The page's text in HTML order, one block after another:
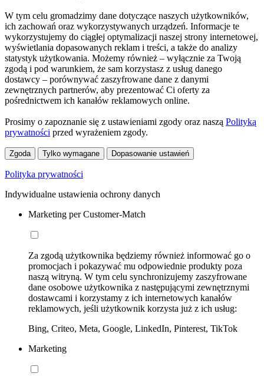
W tym celu gromadzimy dane dotyczące naszych użytkowników,
ich zachowań oraz wykorzystywanych urządzeń. Informacje te
wykorzystujemy do ciągłej optymalizacji naszej strony internetowej,
wyświetlania dopasowanych reklam i treści, a także do analizy
statystyk użytkowania. Możemy również – wyłącznie za Twoją
zgodą i pod warunkiem, że sam korzystasz z usług danego
dostawcy – porównywać zaszyfrowane dane z danymi
zewnętrznych partnerów, aby prezentować Ci oferty za
pośrednictwem ich kanałów reklamowych online.
Prosimy o zapoznanie się z ustawieniami zgody oraz naszą Polityką
prywatności przed wyrażeniem zgody.
Zgoda Tylko wymagane Dopasowanie ustawień
Polityka prywatności
Indywidualne ustawienia ochrony danych
Marketing per Customer-Match
Za zgodą użytkownika będziemy również informować go o
promocjach i pokazywać mu odpowiednie produkty poza
naszą witryną. W tym celu synchronizujemy zaszyfrowane
dane osobowe użytkownika z następującymi zewnętrznymi
dostawcami i korzystamy z ich internetowych kanałów
reklamowych, jeśli użytkownik korzysta już z ich usług:
Bing, Criteo, Meta, Google, LinkedIn, Pinterest, TikTok
Marketing